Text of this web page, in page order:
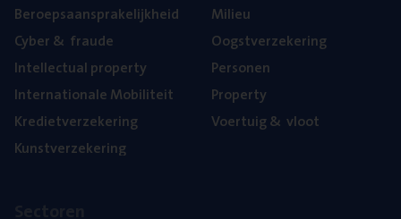
Beroeps­aan­spra­ke­lijk­heid
Cyber& fraude
Intel­lec­tu­al property
Inter­na­ti­o­na­le Mobiliteit
Kre­diet­ver­ze­ke­ring
Kunst­ver­ze­ke­ring
Mili­eu
Oogst­ver­ze­ke­ring
Per­so­nen
Pro­per­ty
Voer­tuig& vloot